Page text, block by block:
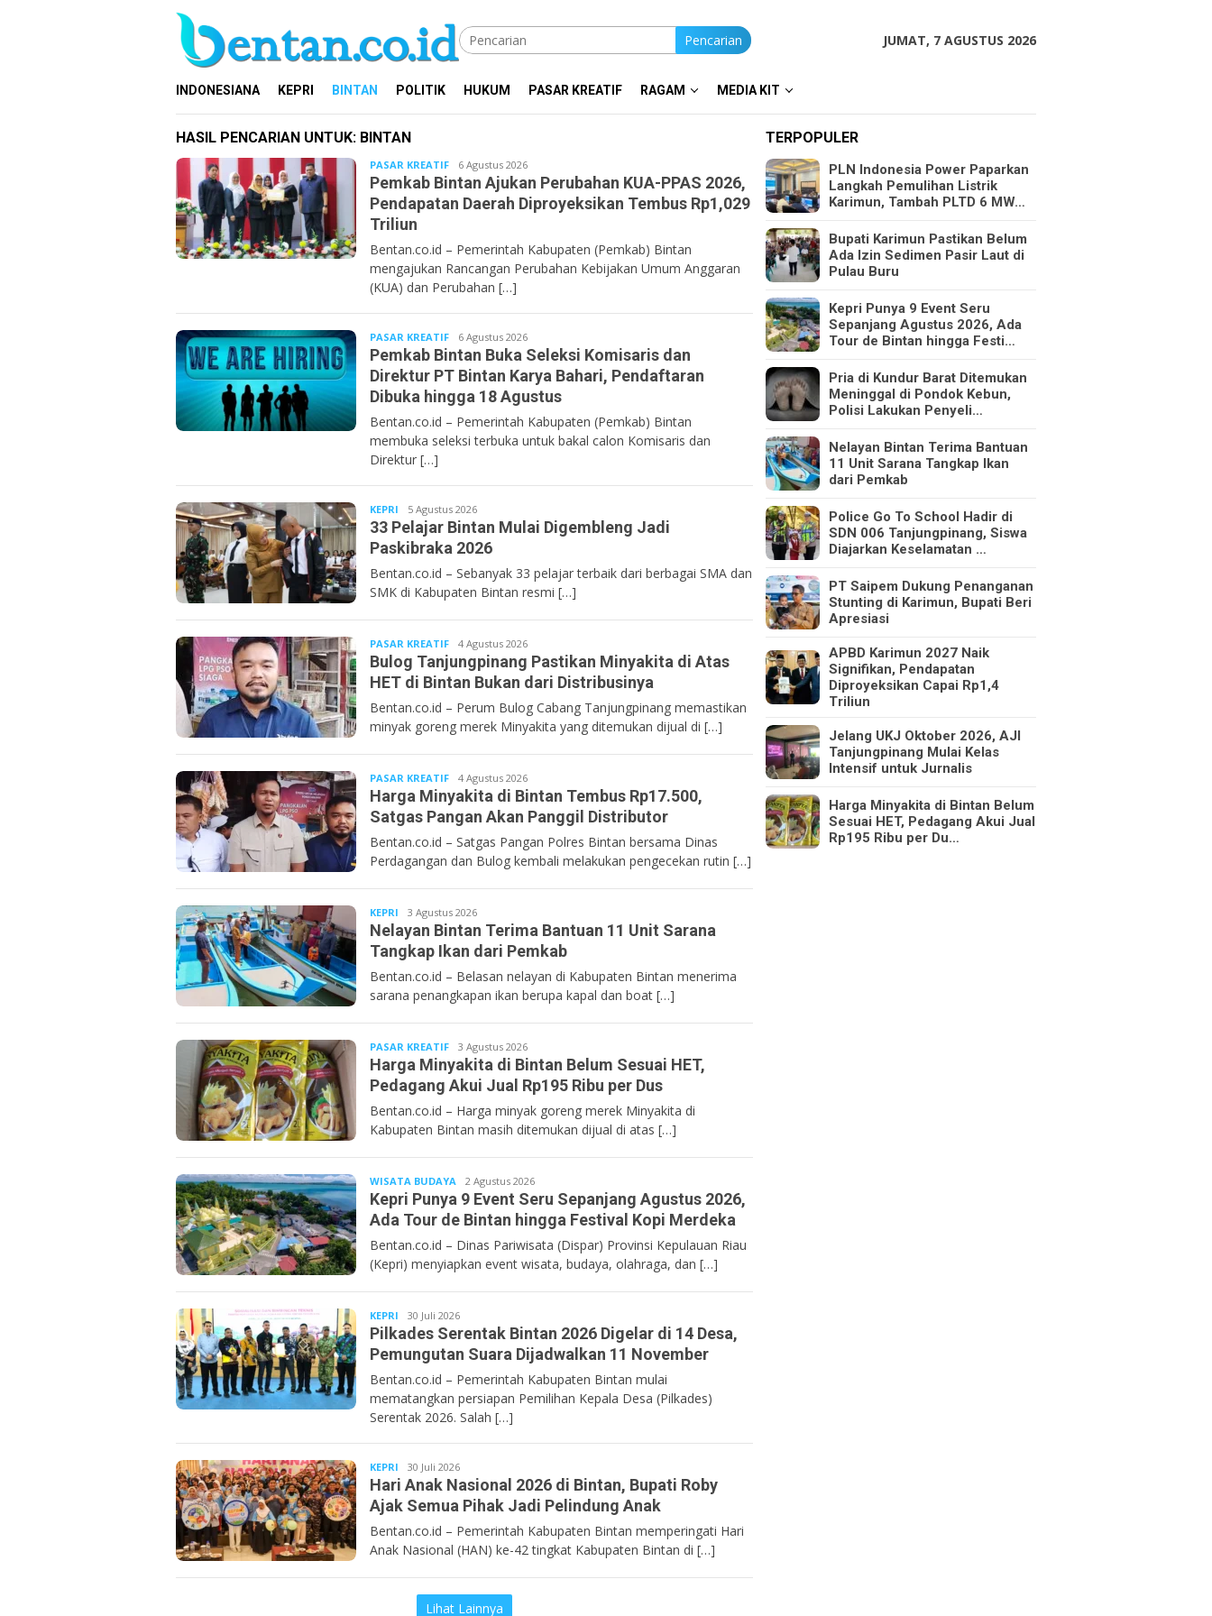
Pencarian JUMAT, 7 AGUSTUS 2026
INDONESIANA KEPRI BINTAN POLITIK HUKUM PASAR KREATIF RAGAM MEDIA KIT
HASIL PENCARIAN UNTUK: BINTAN
PASAR KREATIF Bentancoid
6 Agustus 2026
Pemkab Bintan Ajukan Perubahan KUA-PPAS 2026,
Pendapatan Daerah Diproyeksikan Tembus Rp1,029
Triliun
Bentan.co.id – Pemerintah Kabupaten (Pemkab) Bintan
mengajukan Rancangan Perubahan Kebijakan Umum Anggaran
(KUA) dan Perubahan […]
PASAR KREATIF Bentancoid
6 Agustus 2026
Pemkab Bintan Buka Seleksi Komisaris dan
Direktur PT Bintan Karya Bahari, Pendaftaran
Dibuka hingga 18 Agustus
Bentan.co.id – Pemerintah Kabupaten (Pemkab) Bintan
membuka seleksi terbuka untuk bakal calon Komisaris dan
Direktur […]
KEPRI Bentancoid
5 Agustus 2026
33 Pelajar Bintan Mulai Digembleng Jadi
Paskibraka 2026
Bentan.co.id – Sebanyak 33 pelajar terbaik dari berbagai SMA dan
SMK di Kabupaten Bintan resmi […]
PASAR KREATIF Bentancoid
4 Agustus 2026
Bulog Tanjungpinang Pastikan Minyakita di Atas
HET di Bintan Bukan dari Distribusinya
Bentan.co.id – Perum Bulog Cabang Tanjungpinang memastikan
minyak goreng merek Minyakita yang ditemukan dijual di […]
PASAR KREATIF Bentancoid
4 Agustus 2026
Harga Minyakita di Bintan Tembus Rp17.500,
Satgas Pangan Akan Panggil Distributor
Bentan.co.id – Satgas Pangan Polres Bintan bersama Dinas
Perdagangan dan Bulog kembali melakukan pengecekan rutin […]
KEPRI Bentancoid
3 Agustus 2026
Nelayan Bintan Terima Bantuan 11 Unit Sarana
Tangkap Ikan dari Pemkab
Bentan.co.id – Belasan nelayan di Kabupaten Bintan menerima
sarana penangkapan ikan berupa kapal dan boat […]
PASAR KREATIF Bentancoid
3 Agustus 2026
Harga Minyakita di Bintan Belum Sesuai HET,
Pedagang Akui Jual Rp195 Ribu per Dus
Bentan.co.id – Harga minyak goreng merek Minyakita di
Kabupaten Bintan masih ditemukan dijual di atas […]
WISATA BUDAYA Bentancoid
2 Agustus 2026
Kepri Punya 9 Event Seru Sepanjang Agustus 2026,
Ada Tour de Bintan hingga Festival Kopi Merdeka
Bentan.co.id – Dinas Pariwisata (Dispar) Provinsi Kepulauan Riau
(Kepri) menyiapkan event wisata, budaya, olahraga, dan […]
KEPRI Bentancoid
30 Juli 2026
Pilkades Serentak Bintan 2026 Digelar di 14 Desa,
Pemungutan Suara Dijadwalkan 11 November
Bentan.co.id – Pemerintah Kabupaten Bintan mulai
mematangkan persiapan Pemilihan Kepala Desa (Pilkades)
Serentak 2026. Salah […]
KEPRI Bentancoid
30 Juli 2026
Hari Anak Nasional 2026 di Bintan, Bupati Roby
Ajak Semua Pihak Jadi Pelindung Anak
Bentan.co.id – Pemerintah Kabupaten Bintan memperingati Hari
Anak Nasional (HAN) ke-42 tingkat Kabupaten Bintan di […]
Lihat Lainnya
TERPOPULER
PLN Indonesia Power Paparkan
Langkah Pemulihan Listrik
Karimun, Tambah PLTD 6 MW…
Bupati Karimun Pastikan Belum
Ada Izin Sedimen Pasir Laut di
Pulau Buru
Kepri Punya 9 Event Seru
Sepanjang Agustus 2026, Ada
Tour de Bintan hingga Festi…
Pria di Kundur Barat Ditemukan
Meninggal di Pondok Kebun,
Polisi Lakukan Penyeli…
Nelayan Bintan Terima Bantuan
11 Unit Sarana Tangkap Ikan
dari Pemkab
Police Go To School Hadir di
SDN 006 Tanjungpinang, Siswa
Diajarkan Keselamatan …
PT Saipem Dukung Penanganan
Stunting di Karimun, Bupati Beri
Apresiasi
APBD Karimun 2027 Naik
Signifikan, Pendapatan
Diproyeksikan Capai Rp1,4
Triliun
Jelang UKJ Oktober 2026, AJI
Tanjungpinang Mulai Kelas
Intensif untuk Jurnalis
Harga Minyakita di Bintan Belum
Sesuai HET, Pedagang Akui Jual
Rp195 Ribu per Du…